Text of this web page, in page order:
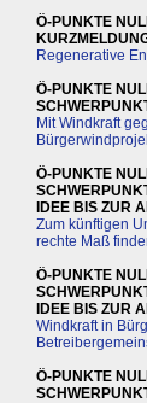
Ö-PUNKTE
Regenerative
Ö-PUNKTE
Mit Windkraft
Ö-PUNKTE
IDEE BIS ZUR
Zum künftigen
rechte Maß
Ö-PUNKTE
IDEE BIS ZUR
Windkraft in
Ö-PUNKTE